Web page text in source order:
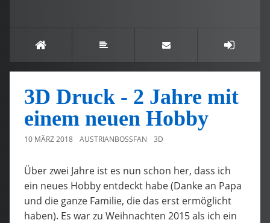
3D Druck - 2 Jahre mit
einem neuen Hobby
10 MÄRZ 2018 AUSTRIANBOSSFAN 3D
Über zwei Jahre ist es nun schon her, dass ich
ein neues Hobby entdeckt habe (Danke an Papa
und die ganze Familie, die das erst ermöglicht
haben). Es war zu Weihnachten 2015 als ich ein